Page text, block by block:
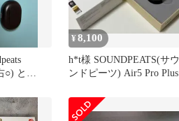
¥8,100
h*t様 SOUNDPEATS(サウ
ンドピーツ) Air5 Pro Plus